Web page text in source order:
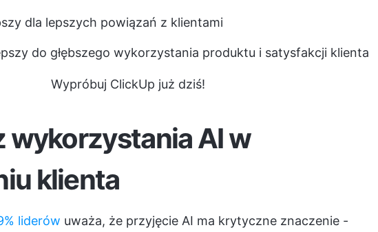
dla lepszych powiązań z klientami
do głębszego wykorzystania produktu i satysfakcji klienta
Wypróbuj ClickUp już dziś!
wykorzystania AI w
klienta
liderów uważa, że przyjęcie AI ma krytyczne znaczenie -